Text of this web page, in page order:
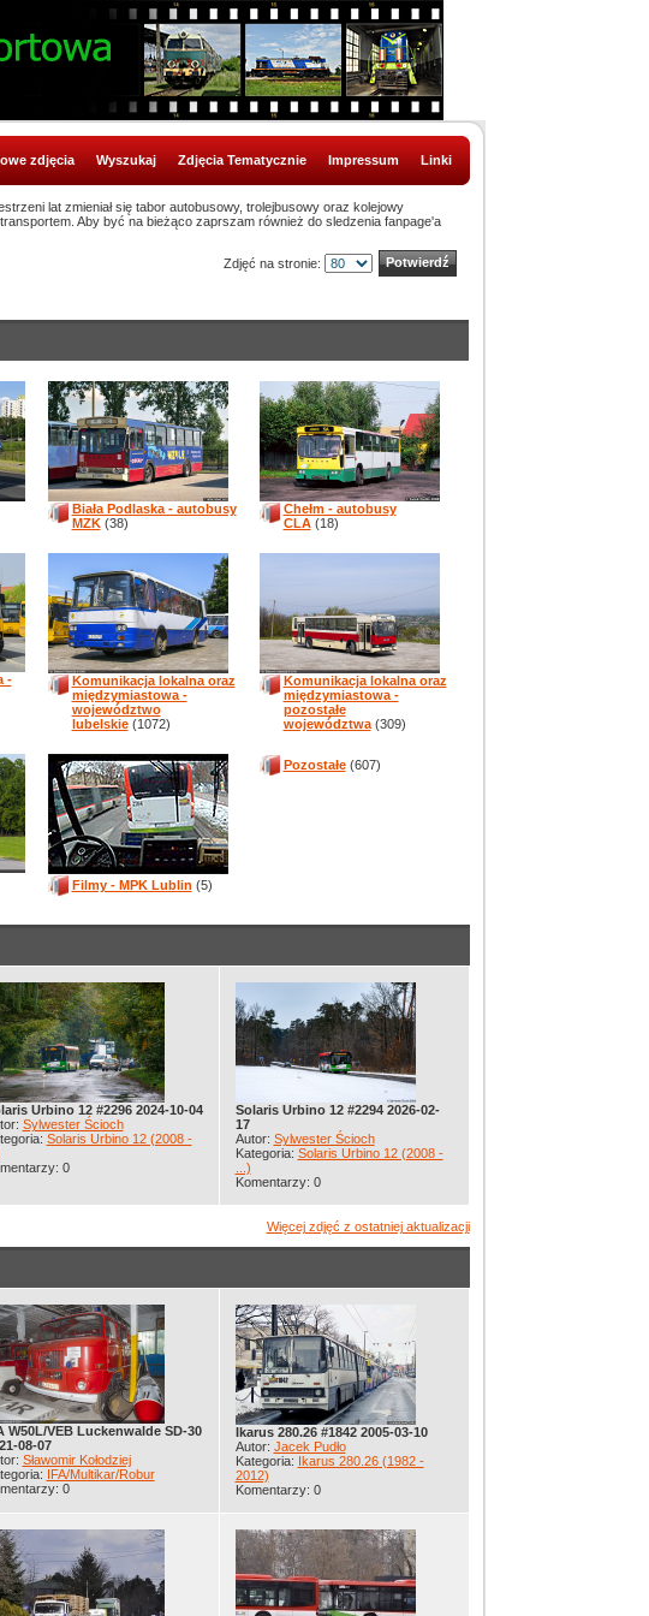
zdjęcia Wyszukaj Zdjęcia Tematycznie Impressum Linki
lat zmieniał się tabor autobusowy, trolejbusowy oraz kolejowy
Aby być na bieżąco zaprszam również do sledzenia fanpage'a
Zdjęć na stronie:
Biała Podlaska - autobusy
MZK(38)
Chełm - autobusy
CLA(18)
-
Komunikacja lokalna oraz
międzymiastowa -
województwo
lubelskie(1072)
Komunikacja lokalna oraz
międzymiastowa -
pozostałe
województwa(309)
Filmy - MPK Lublin (5)
Pozostałe(607)
Urbino 12 #2296 2024-10-04
Sylwester Ścioch
Solaris Urbino 12 (2008 -
0
Solaris Urbino 12 #2294 2026-02-
17
Autor: Sylwester Ścioch
Kategoria: Solaris Urbino 12 (2008 -
...)
Komentarzy: 0
Więcej zdjęć z ostatniej aktualizacji
W50L/VEB Luckenwalde SD-30
08-07
Sławomir Kołodziej
IFA/Multikar/Robur
0
Ikarus 280.26 #1842 2005-03-10
Autor: Jacek Pudło
Kategoria: Ikarus 280.26 (1982 -
2012)
Komentarzy: 0